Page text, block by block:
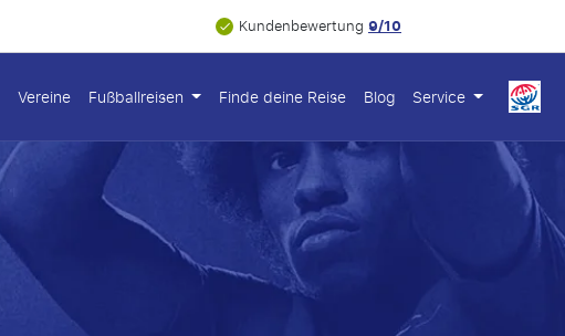
Kundenbewertung 9/10
Vereine Fußballreisen Finde deine Reise Blog Service